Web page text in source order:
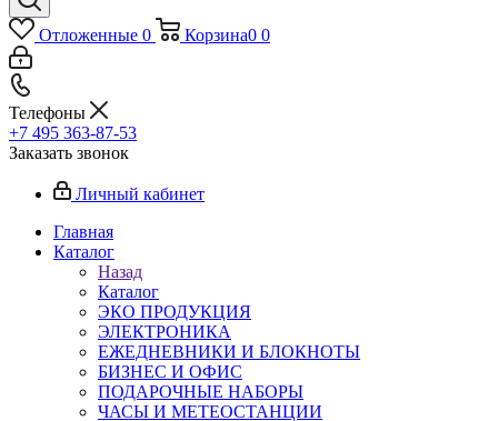
Отложенные 0 Корзина0 0
Телефоны
+7 495 363-87-53
Заказать звонок
Личный кабинет
Главная
Каталог
Назад
Каталог
ЭКО ПРОДУКЦИЯ
ЭЛЕКТРОНИКА
ЕЖЕДНЕВНИКИ И БЛОКНОТЫ
БИЗНЕС И ОФИС
ПОДАРОЧНЫЕ НАБОРЫ
ЧАСЫ И МЕТЕОСТАНЦИИ